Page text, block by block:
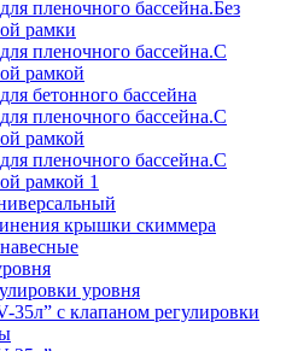
пленочного бассейна.Без
рамки
пленочного бассейна.С
рамкой
бетонного бассейна
пленочного бассейна.С
рамкой
пленочного бассейна.С
рамкой 1
крышки скиммера
уровня
35л” с клапаном регулировки